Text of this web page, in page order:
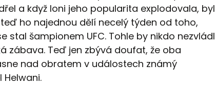
a když loni jeho popularita explodovala, byl
ho najednou dělí necelý týden od toho,
stal šampionem UFC. Tohle by nikdo nezvládl
zábava. Teď jen zbývá doufat, že oba
nad obratem v událostech známý
Helwani.